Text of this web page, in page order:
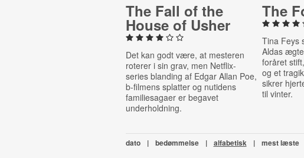
The Fall of the
House of Usher
Det kan godt være, at mesteren
roterer i sin grav, men Netflix-
series blanding af Edgar Allan Poe,
b-filmens splatter og nutidens
familiesagaer er begavet
underholdning.
The
Tina Feys
Aldas
foråret
og et
sikrer
til vinter.
dato | bedømmelse | alfabetisk | mest læste